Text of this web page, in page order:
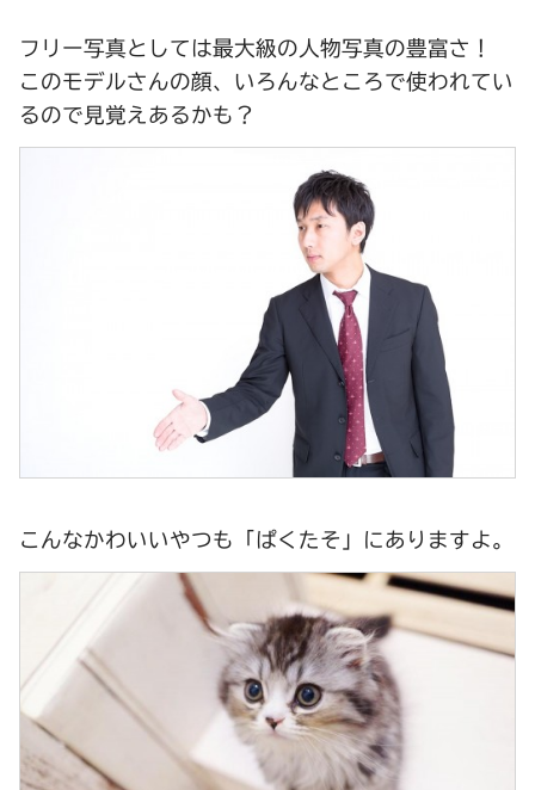
フリー写真としては最大級の人物写真の豊富さ！
このモデルさんの顔、いろんなところで使われてい
るので見覚えあるかも？
こんなかわいいやつも「ぱくたそ」にありますよ。